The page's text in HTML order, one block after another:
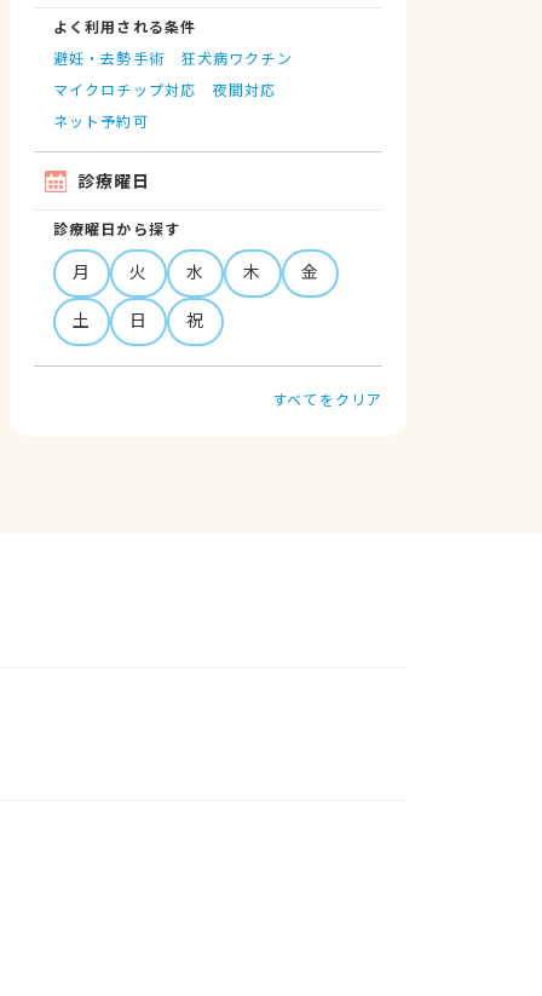
よく利用される条件
避妊・去勢手術
狂犬病ワクチン
マイクロチップ対応
夜間対応
ネット予約可
診療曜日
診療曜日から探す
月 火 水 木
金
土
日 祝
すべてをクリア